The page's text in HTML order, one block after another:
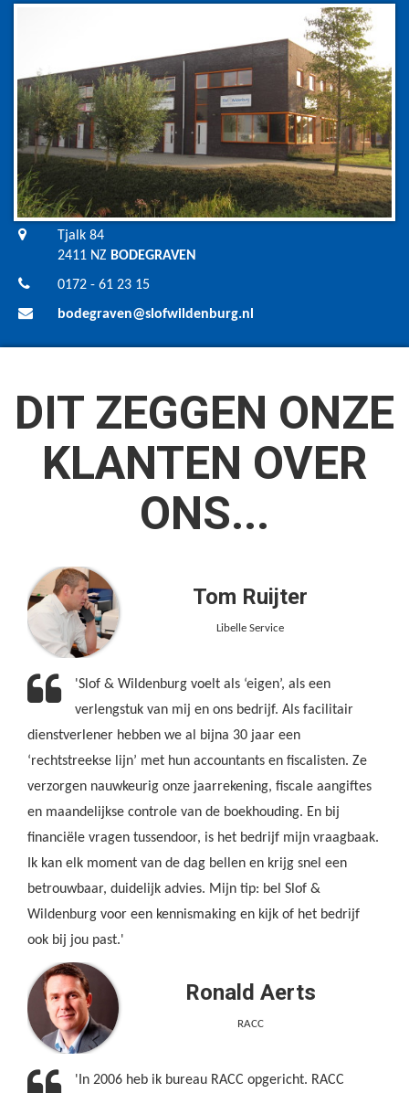
Tjalk 84
2411 NZ BODEGRAVEN
0172 - 61 23 15
bodegraven@slofwildenburg.nl
DIT ZEGGEN ONZE
KLANTEN OVER
ONS...
Tom Ruijter
Libelle Service
'Slof & Wildenburg voelt als ‘eigen’, als een
verlengstuk van mij en ons bedrijf. Als facilitair
dienstverlener hebben we al bijna 30 jaar een
‘rechtstreekse lijn’ met hun accountants en fiscalisten. Ze
verzorgen nauwkeurig onze jaarrekening, fiscale aangiftes
en maandelijkse controle van de boekhouding. En bij
financiële vragen tussendoor, is het bedrijf mijn vraagbaak.
Ik kan elk moment van de dag bellen en krijg snel een
betrouwbaar, duidelijk advies. Mijn tip: bel Slof &
Wildenburg voor een kennismaking en kijk of het bedrijf
ook bij jou past.'
Ronald Aerts
RACC
'In 2006 heb ik bureau RACC opgericht. RACC